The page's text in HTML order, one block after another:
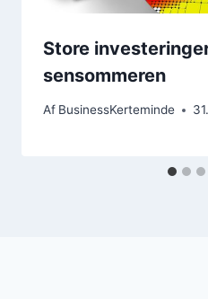
Store
sensommeren
Af BusinessKerteminde